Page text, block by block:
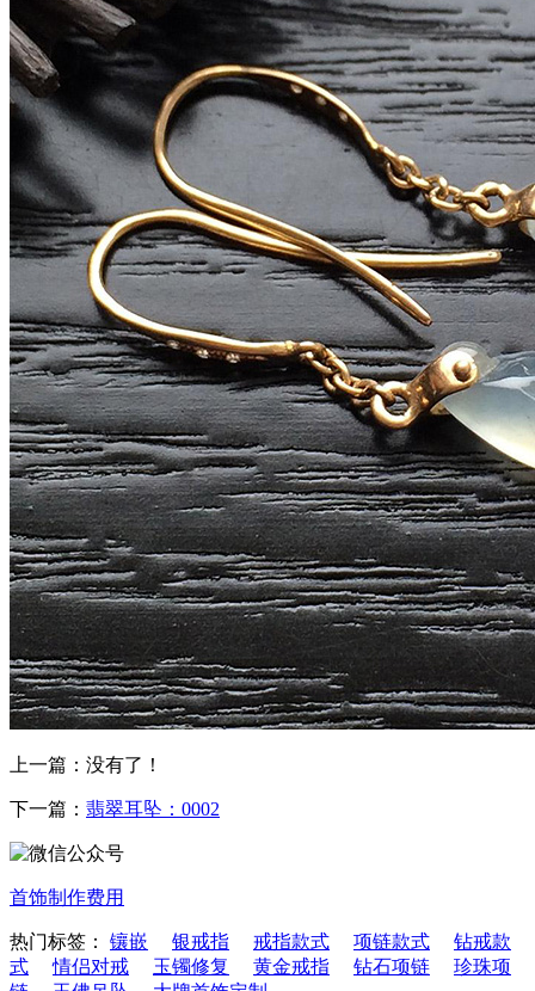
上一篇：没有了！
下一篇： 翡翠耳坠：0002
首饰制作费用
热门标签： 镶嵌 银戒指 戒指款式 项链款式
钻戒款
式
情侣对戒 玉镯修复 黄金戒指 钻石项链
珍珠项